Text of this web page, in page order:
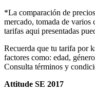
*La comparación de
mercado, tomada de varios
tarifas aqui presentadas
Recuerda que tu tarifa por
factores como: edad,
Consulta términos y
Attitude SE 2017